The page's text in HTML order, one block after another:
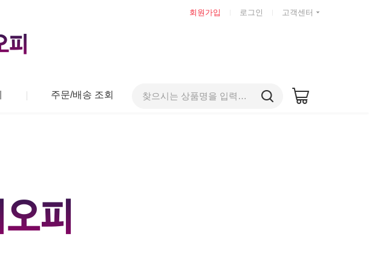
회원가입 로그인 고객센터
주문/배송 조회